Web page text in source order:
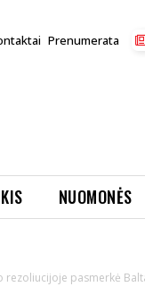
Prenumerata
NUOMONĖS
rezoliucijoje pasmerkė